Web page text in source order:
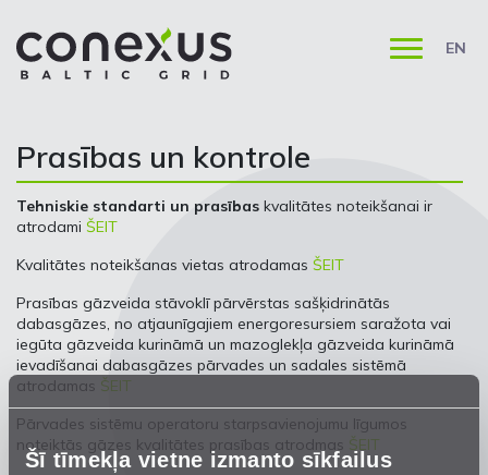
Šī tīmekļa vietne izmanto sīkfailus
EN
Prasības un kontrole
Tehniskie standarti un prasības kvalitātes noteikšanai ir
atrodami ŠEIT
Kvalitātes noteikšanas vietas atrodamas ŠEIT
Prasības gāzveida stāvoklī pārvērstas sašķidrinātās
dabasgāzes, no atjaunīgajiem energoresursiem saražota vai
iegūta gāzveida kurināmā un mazoglekļa gāzveida kurināmā
ievadīšanai dabasgāzes pārvades un sadales sistēmā
atrodamas ŠEIT
Pārvades sistēmu operatoru starpsavienojumu līgumos
noteiktās gāzes kvalitātes prasības atrodmas ŠEIT